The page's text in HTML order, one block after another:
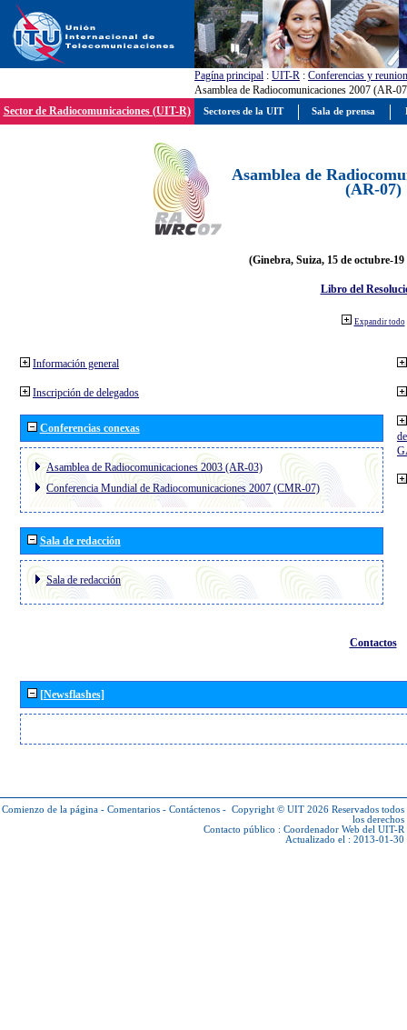
Pagína principal : UIT-R : Conferencias y
Asamblea de Radiocomunicaciones 2007 (AR-
Sector de Radiocomunicaciones (UIT-R)
Asamblea de
(AR-07)
(Ginebra, Suiza, 15 de octubre-19
Libro del
Expandir todo
Información general
Inscripción de delegados
Conferencias conexas
Asamblea de Radiocomunicaciones 2003 (AR-03)
Conferencia Mundial de Radiocomunicaciones 2007 (CMR-07)
Sala de redacción
Sala de redacción
Contactos
[Newsflashes]
Comienzo de la página - Comentarios - Contáctenos - Copyright © UIT 2026 Reservados todos
los derechos
Contacto público : Coordenador Web del UIT-R
Actualizado el : 2013-01-30
Sectores de la UIT Sala de prensa